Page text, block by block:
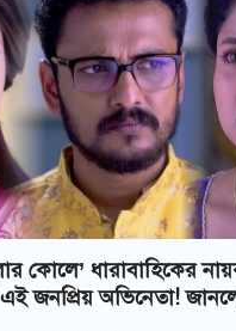
কোলে’ ধারাবাহিকের
জনপ্রিয় অভিনেতা!